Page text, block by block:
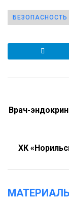
БЕЗОПАСНОСТЬ
Врач-
ХК